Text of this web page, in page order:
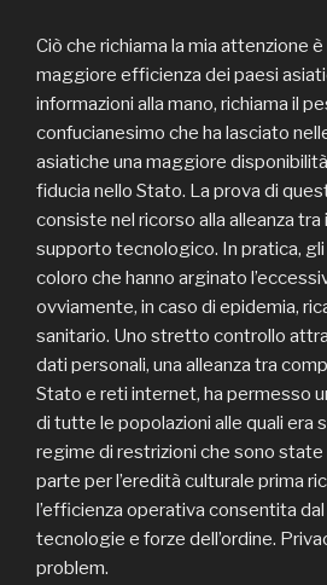
Ciò che richiama la mia attenzione è
maggiore efficienza dei paesi
informazioni alla mano, richiama il
confucianesimo che ha lasciato
asiatiche una maggiore disponibilità
fiducia nello Stato. La prova di
consiste nel ricorso alla alleanza
supporto tecnologico. In pratica,
coloro che hanno arginato
ovviamente, in caso di epidemia,
sanitario. Uno stretto controllo
dati personali, una alleanza tra
Stato e reti internet, ha permesso
di tutte le popolazioni alle quali era
regime di restrizioni che sono
parte per l’eredità culturale prima
l’efficienza operativa consentita
tecnologie e forze dell’ordine.
problem.